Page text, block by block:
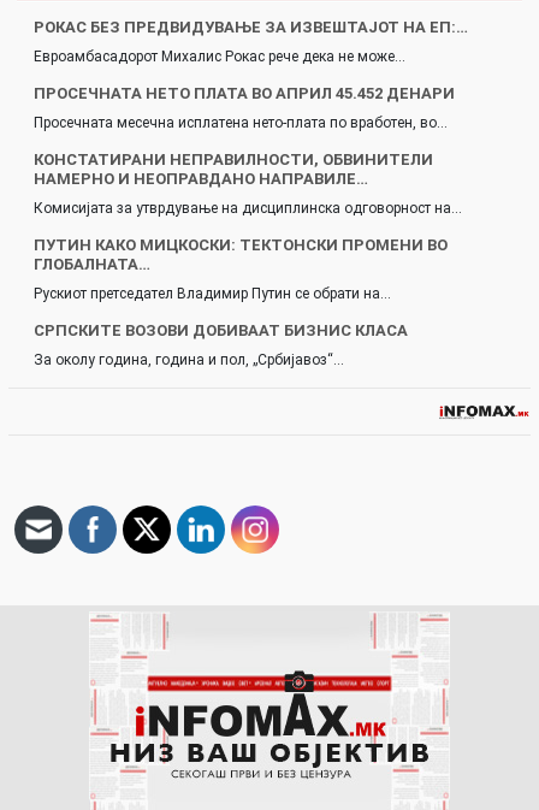
РОКАС БЕЗ ПРЕДВИДУВАЊЕ ЗА ИЗВЕШТАЈОТ НА ЕП:…
Евроамбасадорот Михалис Рокас рече дека не може…
ПРОСЕЧНАТА НЕТО ПЛАТА ВО АПРИЛ 45.452 ДЕНАРИ
Просечната месечна исплатена нето-плата по вработен, во…
КОНСТАТИРАНИ НЕПРАВИЛНОСТИ, ОБВИНИТЕЛИ
НАМЕРНО И НЕОПРАВДАНО НАПРАВИЛЕ…
Комисијата за утврдување на дисциплинска одговорност на…
ПУТИН КАКО МИЦКОСКИ: ТЕКТОНСКИ ПРОМЕНИ ВО
ГЛОБАЛНАТА…
Рускиот претседател Владимир Путин се обрати на…
СРПСКИТЕ ВОЗОВИ ДОБИВААТ БИЗНИС КЛАСА
За околу година, година и пол, „Србијавоз“…